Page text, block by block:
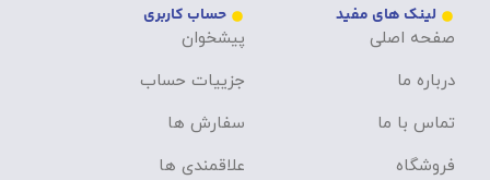
لینک های مفید
صفحه اصلی
درباره ما
تماس با ما
فروشگاه
حساب کاربری
پیشخوان
جزییات حساب
سفارش ها
علاقمندی ها